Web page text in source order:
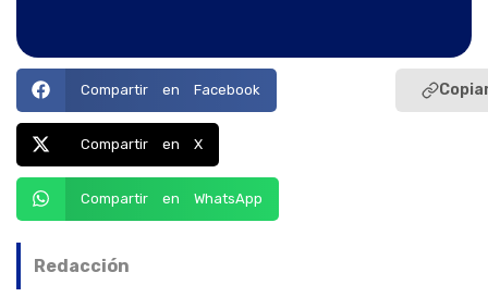
Compartir en Facebook
Compartir en X
Compartir en WhatsApp
Redacción